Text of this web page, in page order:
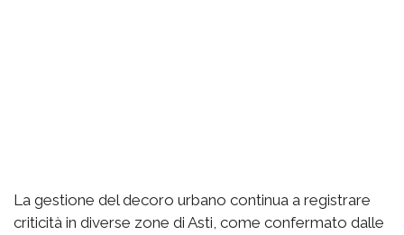
La gestione del decoro urbano continua a registrare
criticità in diverse zone di Asti, come confermato dalle